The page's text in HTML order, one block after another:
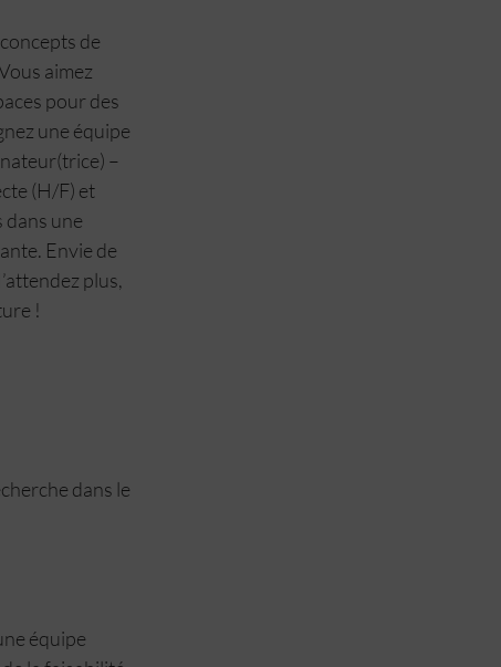
des espaces
de
aimez
pour des
une équipe
–
(H/F) et
dans une
Envie de
plus,
!
dans le
équipe